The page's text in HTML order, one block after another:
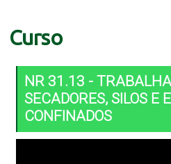
Curso
NR 31.13 -
SECADORES, SILOS E
CONFINADOS